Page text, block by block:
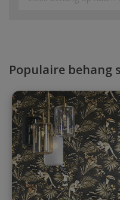
Populaire behang